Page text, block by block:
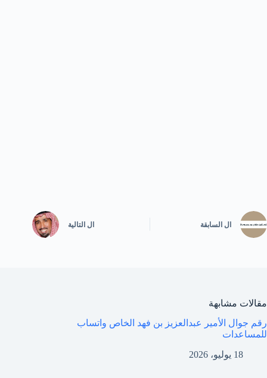
ال السابقة ال التالية
مقالات مشابهة
رقم جوال الأمير عبدالعزيز بن فهد الخاص واتساب
للمساعدات
18 يوليو، 2026